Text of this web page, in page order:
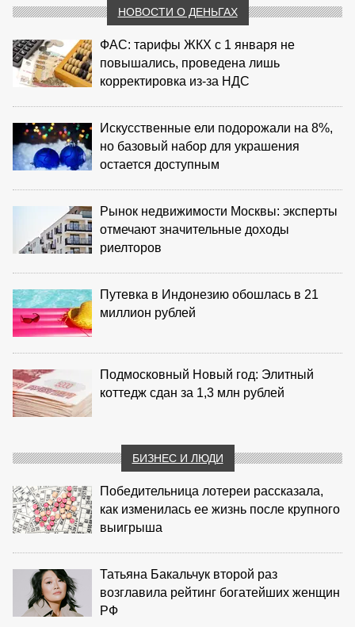
НОВОСТИ О ДЕНЬГАХ
ФАС: тарифы ЖКХ с 1 января не
повышались, проведена лишь
корректировка из‑за НДС
Искусственные ели подорожали на 8%,
но базовый набор для украшения
остается доступным
Рынок недвижимости Москвы: эксперты
отмечают значительные доходы
риелторов
Путевка в Индонезию обошлась в 21
миллион рублей
Подмосковный Новый год: Элитный
коттедж сдан за 1,3 млн рублей
БИЗНЕС И ЛЮДИ
Победительница лотереи рассказала,
как изменилась ее жизнь после крупного
выигрыша
Татьяна Бакальчук второй раз
возглавила рейтинг богатейших женщин
РФ